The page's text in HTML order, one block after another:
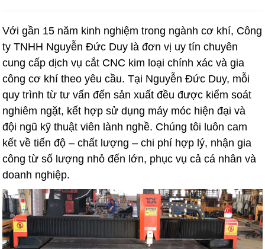
Với gần 15 năm kinh nghiệm trong ngành cơ khí, Công
ty TNHH Nguyễn Đức Duy là đơn vị uy tín chuyên
cung cấp dịch vụ cắt CNC kim loại chính xác và gia
công cơ khí theo yêu cầu. Tại Nguyễn Đức Duy, mỗi
quy trình từ tư vấn đến sản xuất đều được kiểm soát
nghiêm ngặt, kết hợp sử dụng máy móc hiện đại và
đội ngũ kỹ thuật viên lành nghề. Chúng tôi luôn cam
kết về tiến độ – chất lượng – chi phí hợp lý, nhận gia
công từ số lượng nhỏ đến lớn, phục vụ cả cá nhân và
doanh nghiệp.